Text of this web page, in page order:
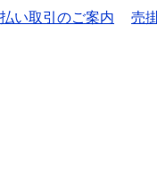
い取引のご案内 売